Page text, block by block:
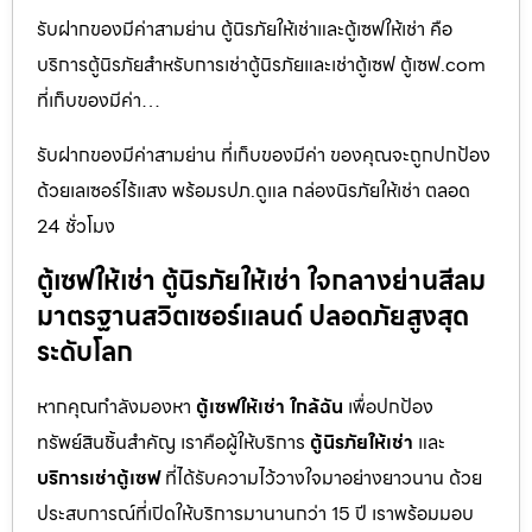
รับฝากของมีค่าสามย่าน ตู้นิรภัยให้เช่าและตู้เซฟให้เช่า คือ
บริการตู้นิรภัยสำหรับการเช่าตู้นิรภัยและเช่าตู้เซฟ ตู้เซฟ.com
ที่เก็บของมีค่า…
รับฝากของมีค่าสามย่าน ที่เก็บของมีค่า ของคุณจะถูกปกป้อง
ด้วยเลเซอร์ไร้แสง พร้อมรปภ.ดูแล กล่องนิรภัยให้เช่า ตลอด
24 ชั่วโมง
ตู้เซฟให้เช่า ตู้นิรภัยให้เช่า ใจกลางย่านสีลม
มาตรฐานสวิตเซอร์แลนด์ ปลอดภัยสูงสุด
ระดับโลก
หากคุณกำลังมองหา ตู้เซฟให้เช่า ใกล้ฉัน เพื่อปกป้อง
ทรัพย์สินชิ้นสำคัญ เราคือผู้ให้บริการ ตู้นิรภัยให้เช่า และ
บริการเช่าตู้เซฟที่ได้รับความไว้วางใจมาอย่างยาวนาน ด้วย
ประสบการณ์ที่เปิดให้บริการมานานกว่า 15 ปี เราพร้อมมอบ